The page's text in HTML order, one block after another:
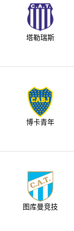
塔勒瑞斯
博卡青年
图库曼竞技